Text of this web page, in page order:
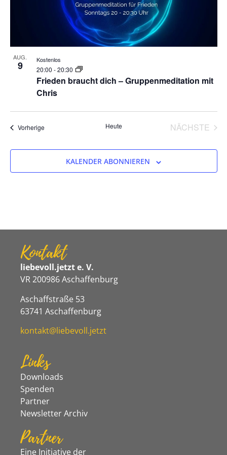
AUG.
9
Frieden braucht dich – Gruppenmeditation mit
Chris
20:00 -20:30
Kostenlos
VorherigeVeranstaltungen Heute NÄCHSTE
KALENDER ABONNIEREN
Kontakt
liebevoll.jetzt e. V.
VR 200986 Aschaffenburg
Aschaffstraße 53
63741 Aschaffenburg
kontakt@liebevoll.jetzt
Links
Downloads
Spenden
Partner
Newsletter Archiv
Partner
Eine Initiative der